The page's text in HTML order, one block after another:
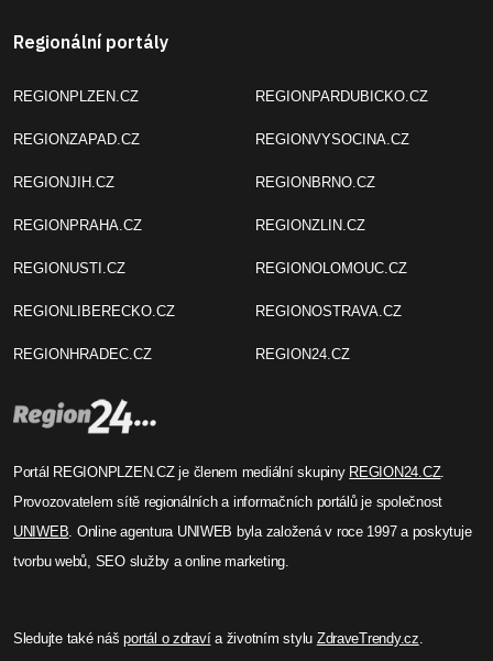
Regionální portály
REGIONPLZEN.CZ
REGIONZAPAD.CZ
REGIONJIH.CZ
REGIONPRAHA.CZ
REGIONUSTI.CZ
REGIONLIBERECKO.CZ
REGIONHRADEC.CZ
REGIONPARDUBICKO.CZ
REGIONVYSOCINA.CZ
REGIONBRNO.CZ
REGIONZLIN.CZ
REGIONOLOMOUC.CZ
REGIONOSTRAVA.CZ
REGION24.CZ
Portál REGIONPLZEN.CZ je členem mediální skupiny REGION24.CZ.
Provozovatelem sítě regionálních a informačních portálů je společnost
UNIWEB . Online agentura UNIWEB byla založená v roce 1997 a poskytuje
tvorbu webů, SEO služby a online marketing.
Sledujte také nášportál o zdravía životním stylu ZdraveTrendy.cz